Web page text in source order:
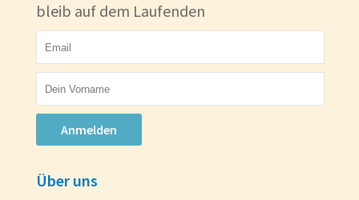
bleib auf dem Laufenden
Anmelden
Über uns